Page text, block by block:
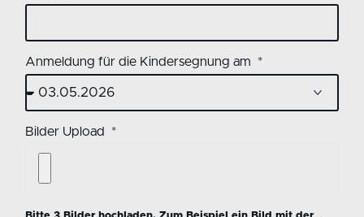
Anmeldung für die Kindersegnung am
Bilder Upload